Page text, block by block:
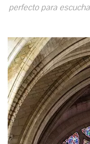
perfecto para